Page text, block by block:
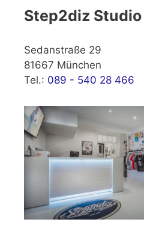
Step2diz Studio
Sedanstraße 29
81667 München
Tel.: 089 - 540 28 466